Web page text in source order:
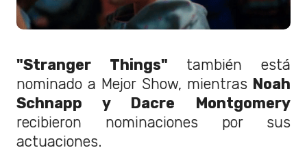
"Stranger Things" también está
nominado a Mejor Show, mientrasNoah
Schnapp y Dacre Montgomery
recibieron nominaciones por sus
actuaciones.